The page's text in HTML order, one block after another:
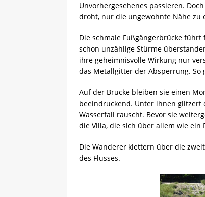
Unvorhergesehenes passieren.
droht, nur die ungewohnte Nähe
Die schmale Fußgängerbrücke
schon unzählige Stürme
ihre geheimnisvolle Wirkung nur
das Metallgitter der Absperrung. So
Auf der Brücke bleiben sie einen
beeindruckend. Unter ihnen glitzert
Wasserfall rauscht. Bevor sie
die Villa, die sich über allem wie ein
Die Wanderer klettern über die
des Flusses.